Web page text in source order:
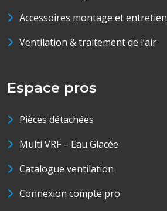
Accessoires montage et entretien
Ventilation & traitement de l’air
Espace pros
Pièces détachées
Multi VRF – Eau Glacée
Catalogue ventilation
Connexion compte pro